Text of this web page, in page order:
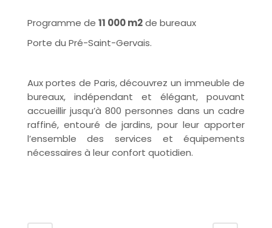
Programme de 11 000 m2de bureaux
Porte du Pré-Saint-Gervais.
Aux portes de Paris, découvrez un immeuble de
bureaux, indépendant et élégant, pouvant
accueillir jusqu’à 800 personnes dans un cadre
raffiné, entouré de jardins, pour leur apporter
l’ensemble des services et équipements
nécessaires à leur confort quotidien.